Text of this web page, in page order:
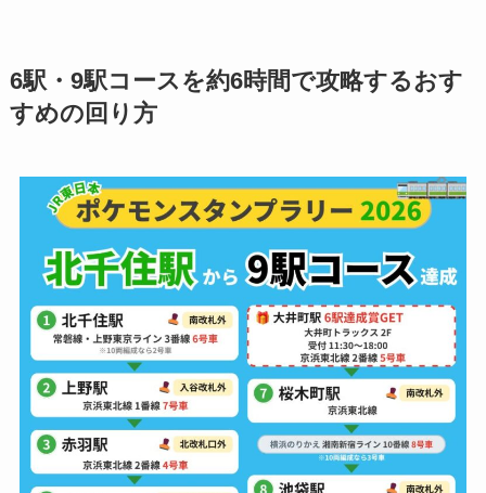
6駅・9駅コースを約6時間で攻略するおす
すめの回り方